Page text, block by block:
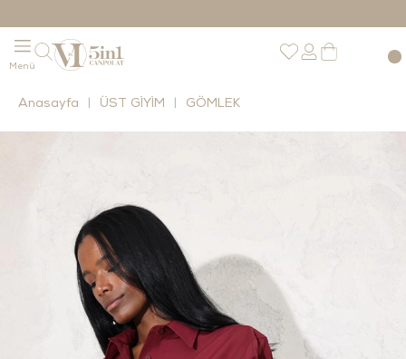
Anasayfa ÜST GİYİM GÖMLEK